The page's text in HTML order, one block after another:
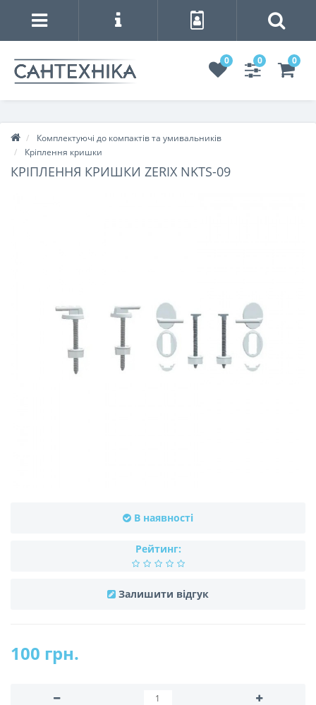
0 0 0
Комплектуючі до компактів та умивальників
Кріплення кришки
КРІПЛЕННЯ КРИШКИ ZERIX NKTS-09
В наявності
Рейтинг:
Залишити відгук
100 грн.